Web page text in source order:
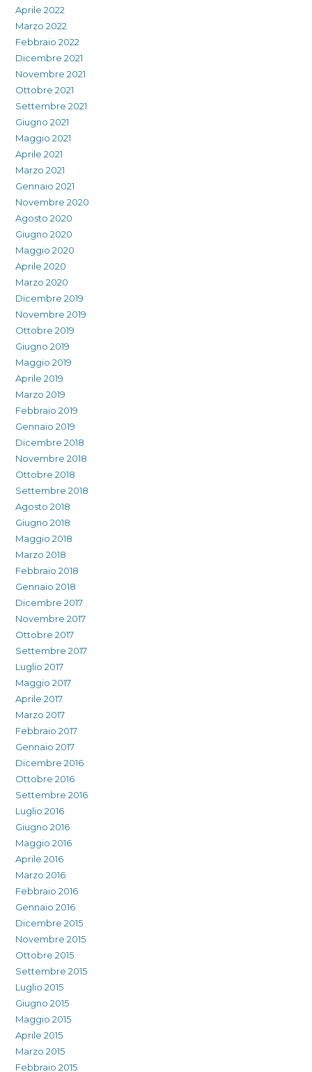
Aprile 2022
Marzo 2022
Febbraio 2022
Dicembre 2021
Novembre 2021
Ottobre 2021
Settembre 2021
Giugno 2021
Maggio 2021
Aprile 2021
Marzo 2021
Gennaio 2021
Novembre 2020
Agosto 2020
Giugno 2020
Maggio 2020
Aprile 2020
Marzo 2020
Dicembre 2019
Novembre 2019
Ottobre 2019
Giugno 2019
Maggio 2019
Aprile 2019
Marzo 2019
Febbraio 2019
Gennaio 2019
Dicembre 2018
Novembre 2018
Ottobre 2018
Settembre 2018
Agosto 2018
Giugno 2018
Maggio 2018
Marzo 2018
Febbraio 2018
Gennaio 2018
Dicembre 2017
Novembre 2017
Ottobre 2017
Settembre 2017
Luglio 2017
Maggio 2017
Aprile 2017
Marzo 2017
Febbraio 2017
Gennaio 2017
Dicembre 2016
Ottobre 2016
Settembre 2016
Luglio 2016
Giugno 2016
Maggio 2016
Aprile 2016
Marzo 2016
Febbraio 2016
Gennaio 2016
Dicembre 2015
Novembre 2015
Ottobre 2015
Settembre 2015
Luglio 2015
Giugno 2015
Maggio 2015
Aprile 2015
Marzo 2015
Febbraio 2015